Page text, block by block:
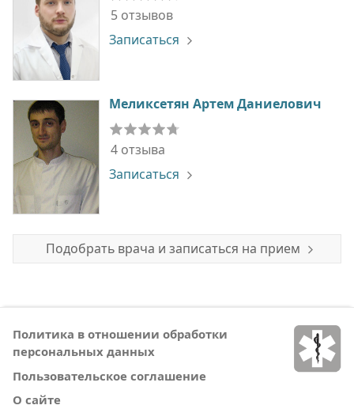
5 отзывов
Записаться
Меликсетян Артем Даниелович
4 отзыва
Записаться
Подобрать врача и записаться на прием
Политика в отношении обработки
персональных данных
Пользовательское соглашение
О сайте